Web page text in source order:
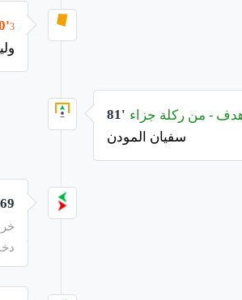
3
81' - من ركلة جزاء
سفيان المودن
69'